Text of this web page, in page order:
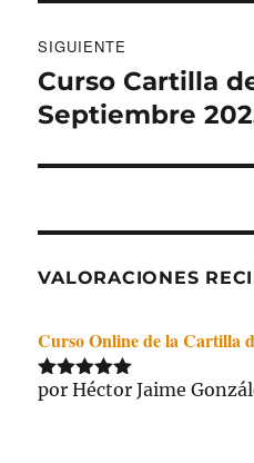
SIGUIENTE
Entrada
siguiente:
Curso Cartilla
Septiembre
VALORACIONES
Curso Online de la Cartilla
Valorado
por Héctor Jaime